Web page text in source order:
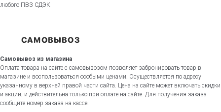
любого ПВЗ СДЭК
Самовывоз из магазина
Оплата товара на сайте с самовывозом позволяет забронировать товар в
магазине и воспользоваться особыми ценами. Осуществляется по адресу
указанному в верхней правой части сайта. Цена на сайте может включать скидки
и акции, и действительна только при оплате на сайте. Для получения заказа
сообщите номер заказа на кассе.